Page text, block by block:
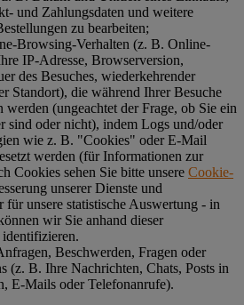
und Zahlungsdaten und weitere
zu bearbeiten;
Browsing-Verhalten (z. B. Online-
IP-Adresse, Browserversion,
des Besuches, wiederkehrender
Standort), die während Ihrer Besuche
werden (ungeachtet der Frage, ob Sie ein
sind oder nicht), indem Logs und/oder
wie z. B. "Cookies" oder E-Mail
werden (für Informationen zur
Cookies sehen Sie bitte unsere Cookie-
unserer Dienste und
für unsere statistische Auswertung - in
wir Sie anhand dieser
Beschwerden, Fragen oder
(z. B. Ihre Nachrichten, Chats, Posts in
E-Mails oder Telefonanrufe).